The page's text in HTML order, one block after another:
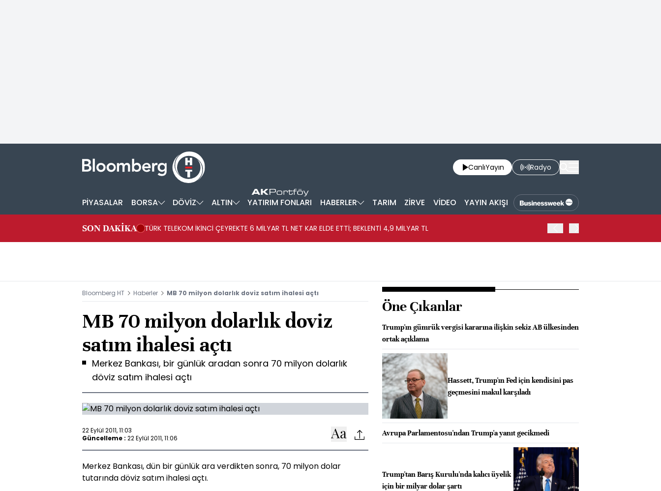
CanlıYayın Radyo
PİYASALAR BORSA DÖVİZ ALTIN YATIRIM FONLARI HABERLER TARIM ZİRVE VİDEO YAYIN AKIŞI
SON DAKİKA TÜRK TELEKOM İKİNCİ ÇEYREKTE 6 MİLYAR TL NET KAR ELDE ETTİ; BEKLENTİ 4,9 MİLYAR TL
Bloomberg HT Haberler MB 70 milyon dolarlık doviz satım ihalesi açtı
MB 70 milyon dolarlık doviz
satım ihalesi açtı
Merkez Bankası, bir günlük aradan sonra 70 milyon dolarlık
döviz satım ihalesi açtı
22 Eylül 2011, 11:03
Güncelleme : 22 Eylül 2011, 11:06
Merkez Bankası, dün bir günlük ara verdikten sonra, 70 milyon dolar
tutarında döviz satım ihalesi açtı.
Öne Çıkanlar
Trump'ın gümrük vergisi kararına ilişkin sekiz AB ülkesinden
ortak açıklama
Hassett, Trump'ın Fed için kendisini pas
geçmesini makul karşıladı
Avrupa Parlamentosu'ndan Trump'a yanıt gecikmedi
Trump'tan Barış Kurulu'nda kalıcı üyelik
için bir milyar dolar şartı